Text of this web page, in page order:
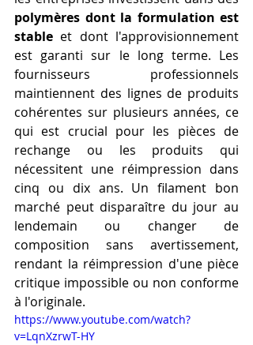
polymères dont la formulation est
stable et dont l'approvisionnement
est garanti sur le long terme. Les
fournisseurs professionnels
maintiennent des lignes de produits
cohérentes sur plusieurs années, ce
qui est crucial pour les pièces de
rechange ou les produits qui
nécessitent une réimpression dans
cinq ou dix ans. Un filament bon
marché peut disparaître du jour au
lendemain ou changer de
composition sans avertissement,
rendant la réimpression d'une pièce
critique impossible ou non conforme
à l'originale.
https://www.youtube.com/watch?
v=LqnXzrwT-HY